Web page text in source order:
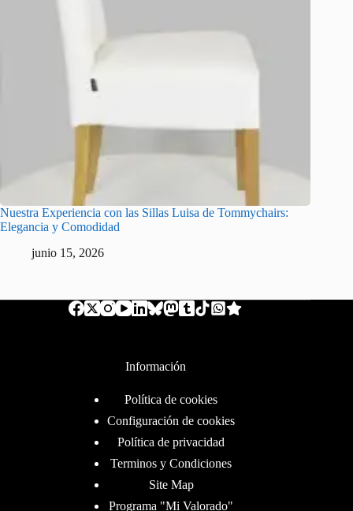
Nuestra Experiencia con las Sillas Luisa de Tommychairs:
Elegancia y Comodidad
junio 15, 2026
Información
Política de cookies
Configuración de cookies
Política de privacidad
Terminos y Condiciones
Site Map
Programa "Mi Valorado"